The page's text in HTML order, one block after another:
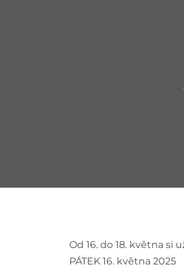
Od 16. do 18. května si
PÁTEK 16. května 2025